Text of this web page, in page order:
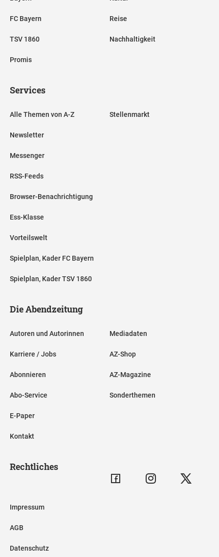
FC Bayern
TSV 1860
Promis
Reise
Nachhaltigkeit
Services
Alle Themen von A-Z
Newsletter
Messenger
RSS-Feeds
Browser-Benachrichtigung
Ess-Klasse
Vorteilswelt
Spielplan, Kader FC Bayern
Spielplan, Kader TSV 1860
Stellenmarkt
Die Abendzeitung
Autoren und Autorinnen
Karriere / Jobs
Abonnieren
Abo-Service
E-Paper
Kontakt
Mediadaten
AZ-Shop
AZ-Magazine
Sonderthemen
Rechtliches
Impressum
AGB
Datenschutz